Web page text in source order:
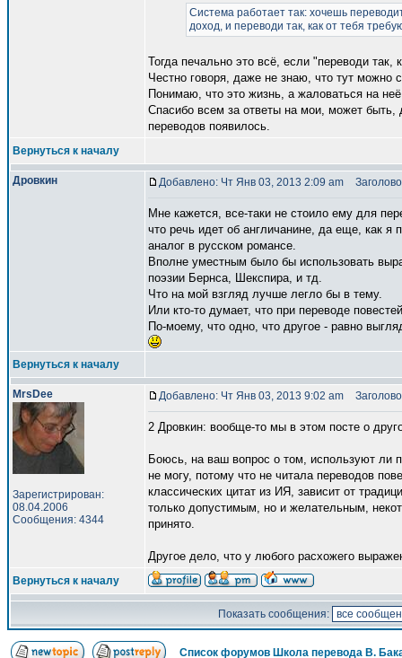
Система работает так: хочешь
доход, и переводи так, как от тебя
Тогда печально это всё, если "переводи так,
Честно говоря, даже не знаю, что тут можно
Понимаю, что это жизнь, а жаловаться на
Спасибо всем за ответы на мои, может быть,
переводов появилось.
Вернуться к началу
Дровкин Добавлено: Чт Янв 03, 2013 2:09 am
Мне кажется, все-таки не стоило ему для
что речь идет об англичанине, да еще, как я
аналог в русском романсе.
Вполне уместным было бы использовать
поэзии Бернса, Шекспира, и тд.
Что на мой взгляд лучше легло бы в тему.
Или кто-то думает, что при переводе
По-моему, что одно, что другое - равно
Вернуться к началу
MrsDee
Зарегистрирован:
08.04.2006
Сообщения: 4344
Добавлено: Чт Янв 03, 2013 9:02 am
2 Дровкин: вообще-то мы в этом посте о
Боюсь, на ваш вопрос о том, используют ли
не могу, потому что не читала переводов
классических цитат из ИЯ, зависит от
только допустимым, но и желательным,
принято.
Другое дело, что у любого расхожего
Вернуться к началу
Показать сообщения:
Список форумов Школа перевода В.